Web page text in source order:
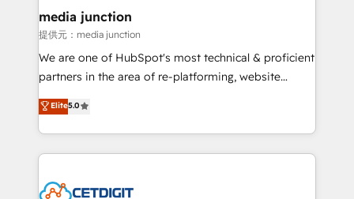
Mexico, USA, and Portugal—we've executed over a
hundred successful operations. Our approach,
rooted in RevOps principles, integrates analysis,
training, planning, and qualification. Leveraging
inbound marketing tactics, we focus on
understanding, nurturing, and converting leads.
competitive market.
media junction
提供元：media junction
We are one of HubSpot's most technical & proficient
partners in the area of re-platforming, website
design & development. We specialize in multi-hub
implementations for mid-market & enterprise
companies. We are woman-owned, powered by
coffee, and we ❤️ dogs. We produce award-winning
Impact Award 🏆2022 Technical Expertise Impact
Elite5.0